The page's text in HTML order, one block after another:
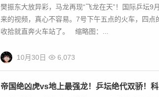
樊振东大放异彩，马龙再现“飞龙在天”！国际乒坛9
来的视频，真心不容易。7号下午五点的火车，四
收拾就直奔火车站了。 缩略图：...
10月30日 6,073
帝国绝凶虎vs地上最强龙！乒坛绝代双骄！